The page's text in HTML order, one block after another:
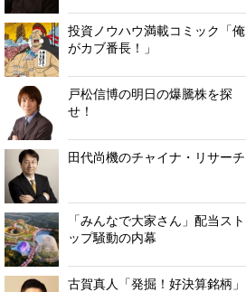
投資ノウハウ満載コミック「俺
がカブ番長！」
戸松信博の明日の爆騰株を探
せ！
田代尚機のチャイナ・リサーチ
「みんなで大家さん」配当スト
ップ騒動の内幕
古賀真人「発掘！好決算銘柄」